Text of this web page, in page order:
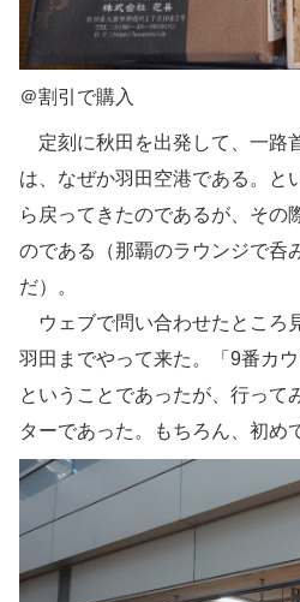
＠割引で購入
定刻に秋田を出発して、一路
は、なぜか羽田空港である。と
ら戻ってきたのであるが、その
のである（那覇のラウンジで呑
だ）。
ウェブで問い合わせたところ
羽田までやって来た。「9番カ
ということであったが、行って
ターであった。もちろん、初め